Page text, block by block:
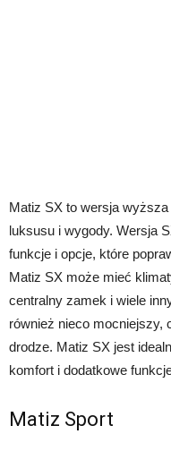
Matiz SX to wersja
luksusu i wygody. Wersja
funkcje i opcje, które
Matiz SX może mieć
centralny zamek i wiele
również nieco mocniejszy,
drodze. Matiz SX jest
komfort i dodatkowe
Matiz Sport